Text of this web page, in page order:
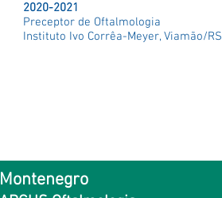
2020-2021
Preceptor de Oftalmologia
Instituto Ivo Corrêa-Meyer, Viamão/RS
Montenegro